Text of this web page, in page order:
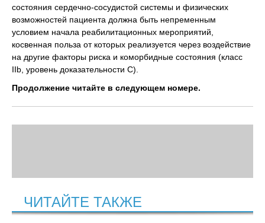
состояния сердечно-сосудистой системы и физических
возможностей пациента должна быть непременным
условием начала реабилитационных мероприятий,
косвенная польза от которых реализуется через воздействие
на другие факторы риска и коморбидные состояния (класс
IIb, уровень доказательности C).
Продолжение читайте в следующем номере.
ЧИТАЙТЕ ТАКЖЕ